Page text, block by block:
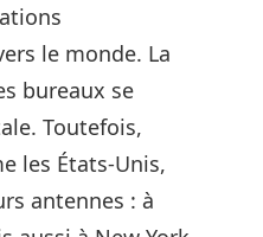
le monde. La
bureaux se
Toutefois,
les États-Unis,
antennes : à